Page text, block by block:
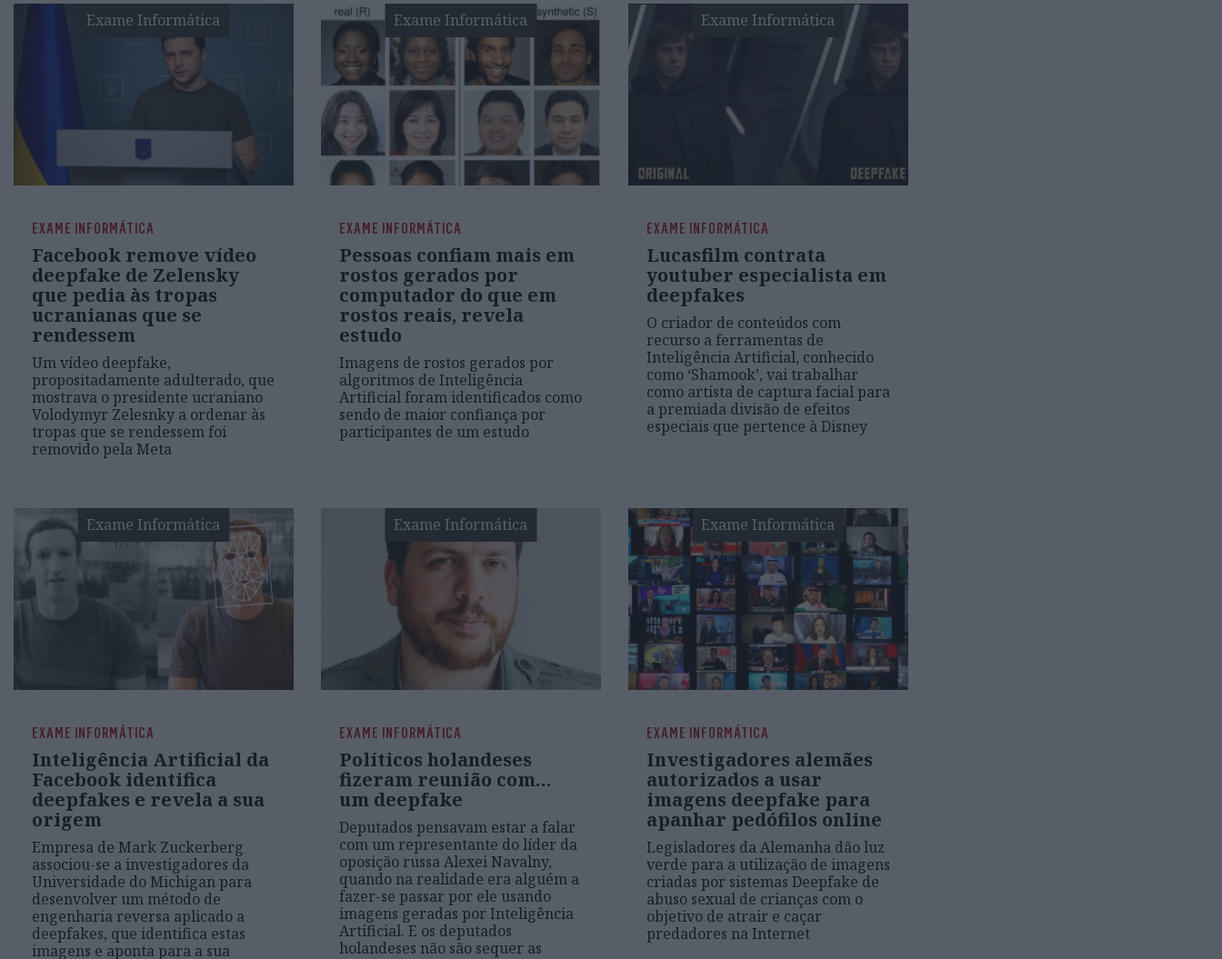
Exame Informática
EXAME INFORMÁTICA
Facebook remove vídeo
deepfake de Zelensky
que pedia às tropas
ucranianas que se
rendessem
Um vídeo deepfake,
propositadamente adulterado, que
mostrava o presidente ucraniano
Volodymyr Zelesnky a ordenar às
tropas que se rendessem foi
removido pela Meta
Exame Informática
EXAME INFORMÁTICA
Pessoas confiam mais em
rostos gerados por
computador do que em
rostos reais, revela
estudo
Imagens de rostos gerados por
algoritmos de Inteligência
Artificial foram identificados como
sendo de maior confiança por
participantes de um estudo
Exame Informática
EXAME INFORMÁTICA
Lucasfilm contrata
youtuber especialista em
deepfakes
O criador de conteúdos com
recurso a ferramentas de
Inteligência Artificial, conhecido
como ‘Shamook’, vai trabalhar
como artista de captura facial para
a premiada divisão de efeitos
especiais que pertence à Disney
Exame Informática
EXAME INFORMÁTICA
Inteligência Artificial da
Facebook identifica
deepfakes e revela a sua
origem
Empresa de Mark Zuckerberg
associou-se a investigadores da
Universidade do Michigan para
desenvolver um método de
engenharia reversa aplicado a
deepfakes, que identifica estas
imagens e aponta para a sua
Exame Informática
EXAME INFORMÁTICA
Políticos holandeses
fizeram reunião com…
um deepfake
Deputados pensavam estar a falar
com um representante do líder da
oposição russa Alexei Navalny,
quando na realidade era alguém a
fazer-se passar por ele usando
imagens geradas por Inteligência
Artificial. E os deputados
holandeses não são sequer as
Exame Informática
EXAME INFORMÁTICA
Investigadores alemães
autorizados a usar
imagens deepfake para
apanhar pedófilos online
Legisladores da Alemanha dão luz
verde para a utilização de imagens
criadas por sistemas Deepfake de
abuso sexual de crianças com o
objetivo de atrair e caçar
predadores na Internet